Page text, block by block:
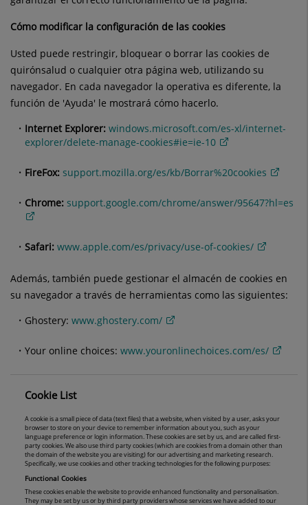
Cómo modificar la configuración de las cookies
Usted puede restringir, bloquear o borrar las cookies de
quirónsalud o cualquier otra página web, utilizando su
navegador. En cada navegador la operativa es diferente, la
función de 'Ayuda' le mostrará cómo hacerlo.
Internet Explorer: windows.microsoft.com/es-xl/internet-
explorer/delete-manage-cookies#ie=ie-10
FireFox: support.mozilla.org/es/kb/Borrar%20cookies
Chrome: support.google.com/chrome/answer/95647?hl=es
Safari: www.apple.com/es/privacy/use-of-cookies/
Además, también puede gestionar el almacén de cookies en
su navegador a través de herramientas como las siguientes:
Ghostery: www.ghostery.com/
Your online choices: www.youronlinechoices.com/es/
Cookie List
A cookie is a small piece of data (text files) that a website, when visited by a user, asks your
browser to store on your device to remember information about you, such as your
language preference or login information. These cookies are set by us, and are called first-
party cookies. We also use third party cookies (which are cookies from a domain other than
the domain of the website you are visiting) for our advertising and marketing research.
Specifically, we use cookies and other tracking technologies for the following purposes:
Functional Cookies
These cookies enable the website to provide enhanced functionality and personalisation.
They may be set by us or by third party providers whose services we have added to our